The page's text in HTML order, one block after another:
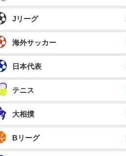
Jリーグ
海外サッカー
日本代表
テニス
大相撲
Bリーグ